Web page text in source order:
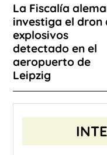
La Fiscalía
investiga el dron
explosivos
detectado en el
aeropuerto de
Leipzig